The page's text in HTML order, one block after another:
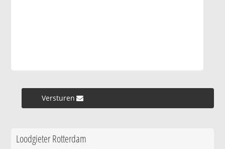
Versturen »
Loodgieter Rotterdam